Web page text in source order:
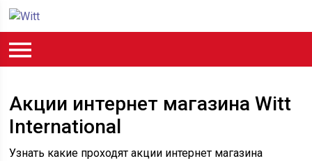
Акции интернет магазина Witt
International
Узнать какие проходят акции интернет магазина